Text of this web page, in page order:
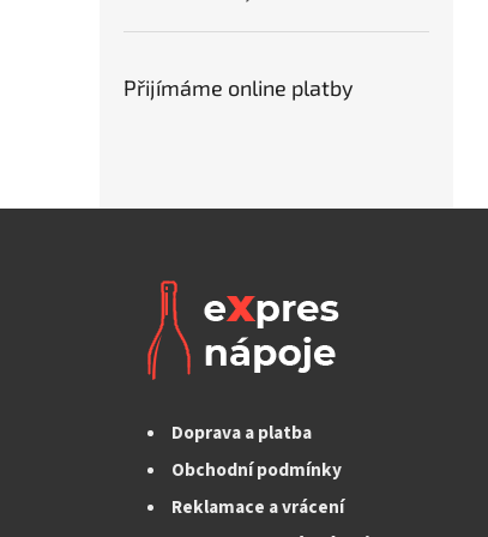
Přijímáme online platby
Doprava a platba
Obchodní podmínky
Reklamace a vrácení